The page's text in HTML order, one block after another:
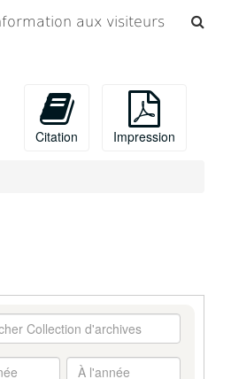
aux visiteurs
Citation Impression
À